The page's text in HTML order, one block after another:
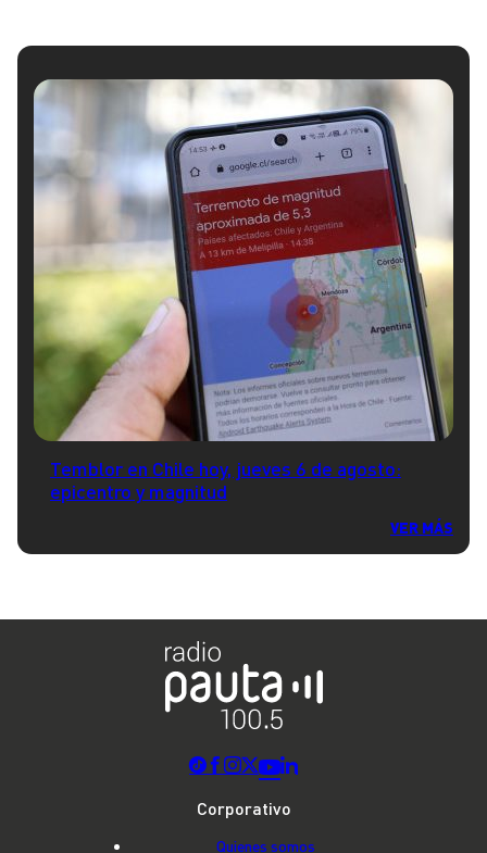
Temblor en Chile hoy, jueves 6 de agosto:
epicentro y magnitud
VER MÁS
Corporativo
Quienes somos